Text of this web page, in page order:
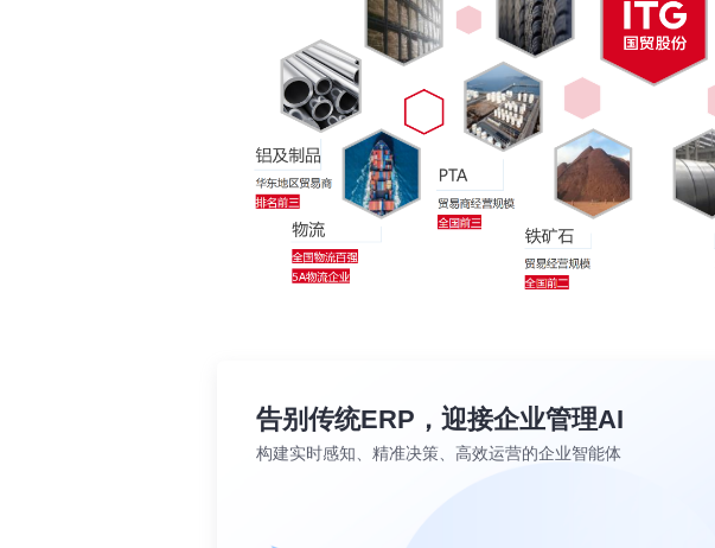
告别传统ERP，迎接企业管理AI
构建实时感知、精准决策、高效运营的企业智能体